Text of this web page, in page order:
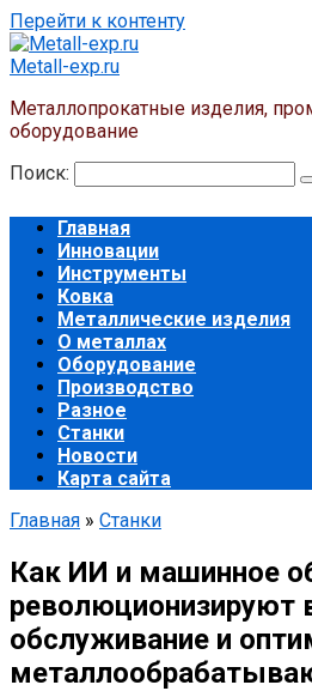
Перейти к контенту
Metall-exp.ru
Металлопрокатные изделия,
оборудование
Поиск:
Главная
Инновации
Инструменты
Ковка
Металлические изделия
О металлах
Оборудование
Производство
Разное
Станки
Новости
Карта сайта
Главная » Станки
Как ИИ и машинное
революционизируют
обслуживание и